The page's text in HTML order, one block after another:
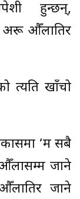
हुन्छन्,
अरू औँलातिर
त्यति खाँचो
‘म सबै
जाने
जाने